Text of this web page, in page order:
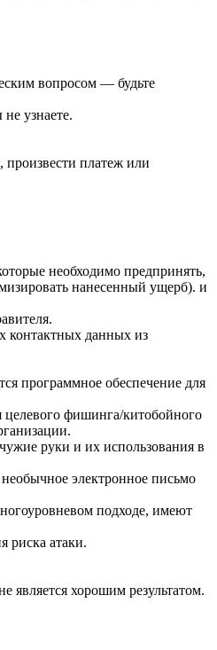
вопросом — будьте
узнаете.
платеж или
необходимо предпринять,
нанесенный ущерб). и
контактных данных из
программное обеспечение для
фишинга/китобойного
руки и их использования в
электронное письмо
подходе, имеют
риска атаки.
является хорошим результатом.